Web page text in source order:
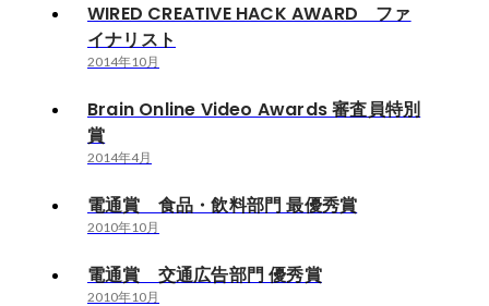
WIRED CREATIVE HACK AWARD ファ
イナリスト
2014年10月
Brain Online Video Awards 審査員特別
賞
2014年4月
電通賞 食品・飲料部門 最優秀賞
2010年10月
電通賞 交通広告部門 優秀賞
2010年10月